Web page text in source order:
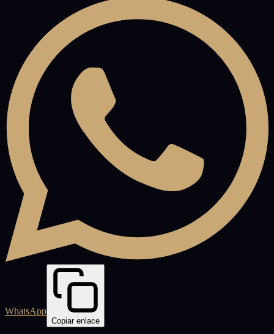
WhatsApp
Copiar enlace